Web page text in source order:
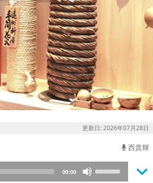
更新日: 2026年07月28日
西貴輝
00:00 keyboard_arrow_down